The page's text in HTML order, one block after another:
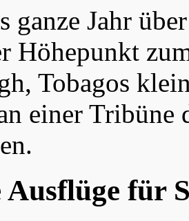
ganze Jahr
Höhepunkt
Tobagos
einer Tribüne
Ausflüge für